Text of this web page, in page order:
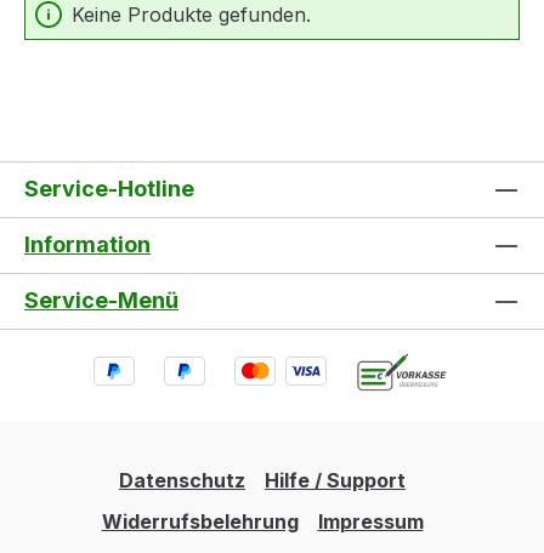
Keine Produkte gefunden.
Service-Hotline
Information
Service-Menü
Datenschutz
Hilfe / Support
Widerrufsbelehrung
Impressum